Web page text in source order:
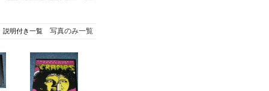
説明付き一覧写真のみ一覧